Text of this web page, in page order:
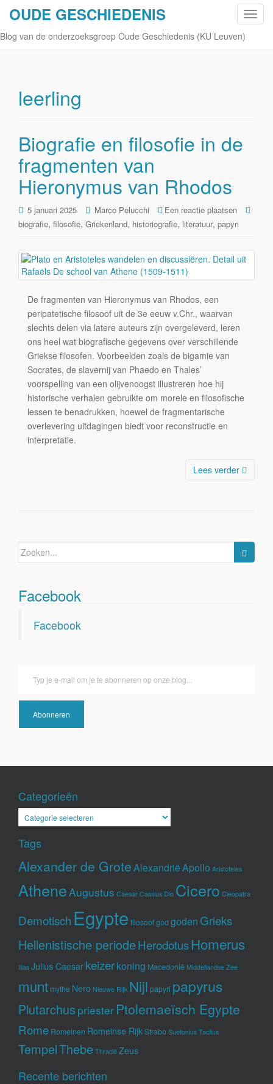
S
OUDE GESCHIEDENIS
Blog van de onderzoeksgroep Oude Geschiedenis (KU Leuven)
leerling
Biografie en filosofie in de
fragmenten van
Hieronymus van Rhodos
5 januari 2025 Marco Pelucchi
Een reactie plaatsen
biografie, filosofie, Griekenland, historiografie, literatuur, papyri
De fragmenten van Hieronymus van Rhodos, een
peripatetische filosoof uit de 3e eeuw v.Chr., waarvan
slechts delen via latere auteurs zijn overgeleverd, leren
ons heel wat biografische gegevens over verschillende
Griekse filosofen. Voorbeelden zoals de bigamie van
Socrates, de slavernij van Phaedo en Thales’
voorspelling van een olijvenoogst illustreren hoe hij
historische verhalen gebruikte om morele en filosofische
lessen te benadrukken, hoewel de fragmentarische
overlevering uitdagingen biedt voor reconstructie en
interpretatie.
Lees verder
Zoeken
Facebook
Facebook
Abonneren
Categorieën
Categorieën
Tags
Alexander de GroteAlexandriëApollo Aristoteles
AtheneAugustus Caesar Cassius Dio Cicero Cleopatra
Demotisch Egypte filosoofgod goden Grieks
Hellenistische periodeHerodotusHomerus
Ilias Julius Caesar keizerkoning Macedonië Middellandse Zee
munt mythe Nero Nieuwe Rijk Nijl papyri papyrus
Plutarchus priester Ptolemaeïsch Egypte
Rome Romeinen Romeinse RijkStrabo Suetonius Tacitus
TempelThebe Thracië Zeus
Recente berichten